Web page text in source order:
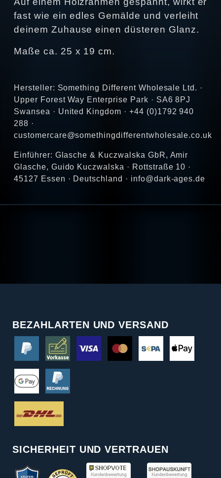
fast wie ein edles Gemälde und verleiht
deinem Zuhause einen düsteren Glanz.
Maße ca. 25 x 19 cm.
Hersteller: Something Different Wholesale Ltd. ·
Upper Forest Way Enterprise Park · SA6 8PJ
Swansea · United Kingdom · +44 (0)1792 940
288 ·
customercare@somethingdifferentwholesale.co.uk
Einführer: Glasche & Kuczwalska GbR, Amir
Glasche, Guido Kuczwalska · Rottstraße 10 ·
45127 Essen · Deutschland · info@dark-ages.de
BEZAHLARTEN UND VERSAND
SICHERHEIT UND VERTRAUEN